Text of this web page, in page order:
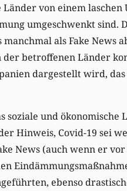
von einem laschen
umgeschwenkt sind.
als Fake News
betroffenen Länder
dargestellt wird,
und ökonomische
Hinweis, Covid-19 sei
News (auch wenn er
ebenso